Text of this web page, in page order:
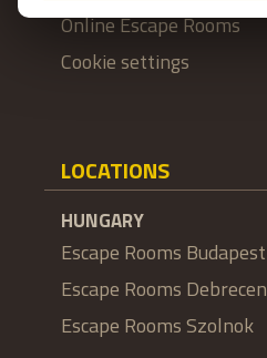
Online Escape Rooms
Cookie settings
LOCATIONS
HUNGARY
Escape Rooms Budapest
Escape Rooms Debrecen
Escape Rooms Szolnok